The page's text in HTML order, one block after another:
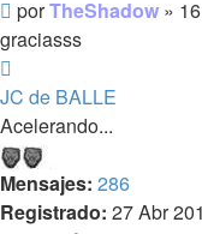
Mensaje
sin
porTheShadow »
graciasss
JC de BALLE
Acelerando...
Mensajes: 286
Registrado: 27 Abr